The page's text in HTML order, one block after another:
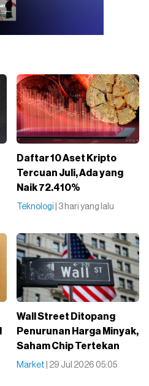
Daftar 10 Aset Kripto
Tercuan Juli, Ada yang
Naik 72.410%
Teknologi | 3 hari yang lalu
Wall Street Ditopang
Penurunan Harga Minyak,
Saham Chip Tertekan
Market | 29 Jul 2026 05:05